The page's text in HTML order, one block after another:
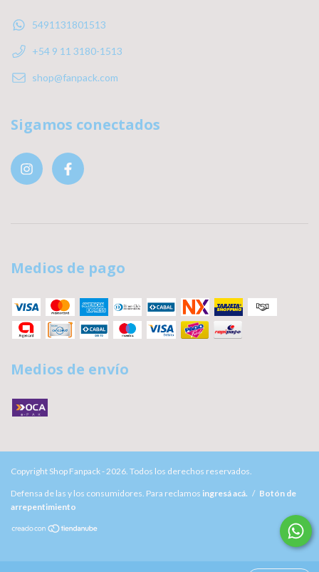
5491131801513
+54 9 11 3180-1513
shop@fanpack.com
Sigamos conectados
Medios de pago
Medios de envío
Copyright Shop Fanpack - 2026. Todos los derechos reservados.
Defensa de las y los consumidores. Para reclamos ingresá acá. / Botón de
arrepentimiento